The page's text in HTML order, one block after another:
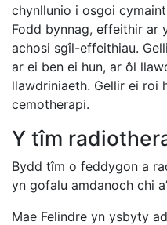
chynllunio i osgoi
Fodd bynnag, effeithir ar
achosi sgîl-effeithiau.
ar ei ben ei hun, ar ôl
llawdriniaeth. Gellir ei roi
cemotherapi.
Y tîm
Bydd tîm o feddygon a
yn gofalu amdanoch chi
Mae Felindre yn ysbyty